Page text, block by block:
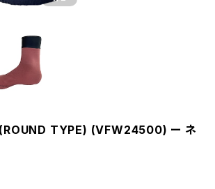
(ROUND TYPE) (VFW24500) ー ネ